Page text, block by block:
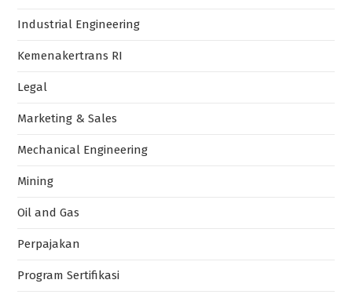
Industrial Engineering
Kemenakertrans RI
Legal
Marketing & Sales
Mechanical Engineering
Mining
Oil and Gas
Perpajakan
Program Sertifikasi